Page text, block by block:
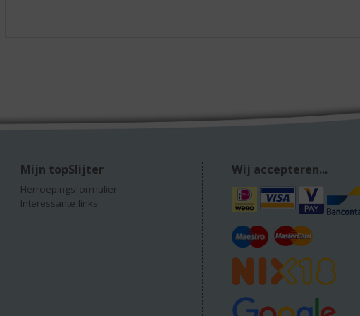
Mijn topSlijter
Herroepingsformulier
Interessante links
Wij accepteren...